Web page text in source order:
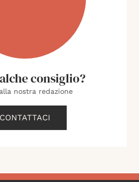
consiglio?
nostra redazione
CONTATTACI